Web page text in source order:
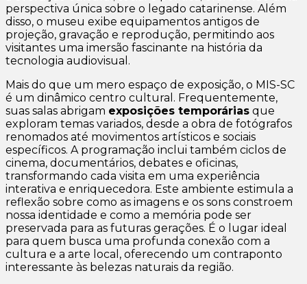
perspectiva única sobre o legado catarinense. Além
disso, o museu exibe equipamentos antigos de
projeção, gravação e reprodução, permitindo aos
visitantes uma imersão fascinante na história da
tecnologia audiovisual.
Mais do que um mero espaço de exposição, o MIS-SC
é um dinâmico centro cultural. Frequentemente,
suas salas abrigam exposições temporárias que
exploram temas variados, desde a obra de fotógrafos
renomados até movimentos artísticos e sociais
específicos. A programação inclui também ciclos de
cinema, documentários, debates e oficinas,
transformando cada visita em uma experiência
interativa e enriquecedora. Este ambiente estimula a
reflexão sobre como as imagens e os sons constroem
nossa identidade e como a memória pode ser
preservada para as futuras gerações. É o lugar ideal
para quem busca uma profunda conexão com a
cultura e a arte local, oferecendo um contraponto
interessante às belezas naturais da região.